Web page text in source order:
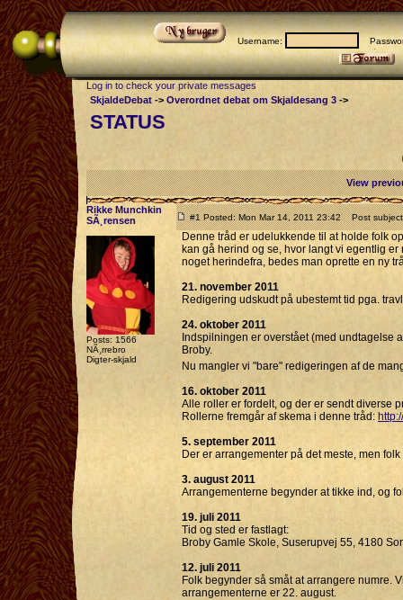
Username:
Log in to check your private messages
SkjaldeDebat -> Overordnet debat om Skjaldesang 3 ->
STATUS
View
Rikke Munchkin
SÃ¸rensen
Posts: 1566
NÃ¸rrebro
Digter-skjald
#1 Posted: Mon Mar 14, 2011 23:42 Post subject:
Denne tråd er udelukkende til at holde folk
kan gå herind og se, hvor langt vi egentlig
noget herindefra, bedes man oprette en ny
21. november 2011
Redigering udskudt på ubestemt tid pga.
24. oktober 2011
Indspilningen er overstået (med undtagelse
Broby.
Nu mangler vi "bare" redigeringen af de
16. oktober 2011
Alle roller er fordelt, og der er sendt diverse
Rollerne fremgår af skema i denne tråd:
5. september 2011
Der er arrangementer på det meste, men
3. august 2011
Arrangementerne begynder at tikke ind, og
19. juli 2011
Tid og sted er fastlagt:
Broby Gamle Skole, Suserupvej 55, 4180
12. juli 2011
Folk begynder så småt at arrangere numre.
arrangementerne er 22. august.